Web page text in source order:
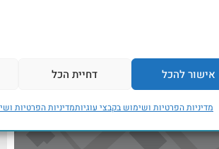
אישור להכל דחיית הכל
מדיניות הפרטיות ושימוש בקבצי עוגיותמדיניות הפרטיות